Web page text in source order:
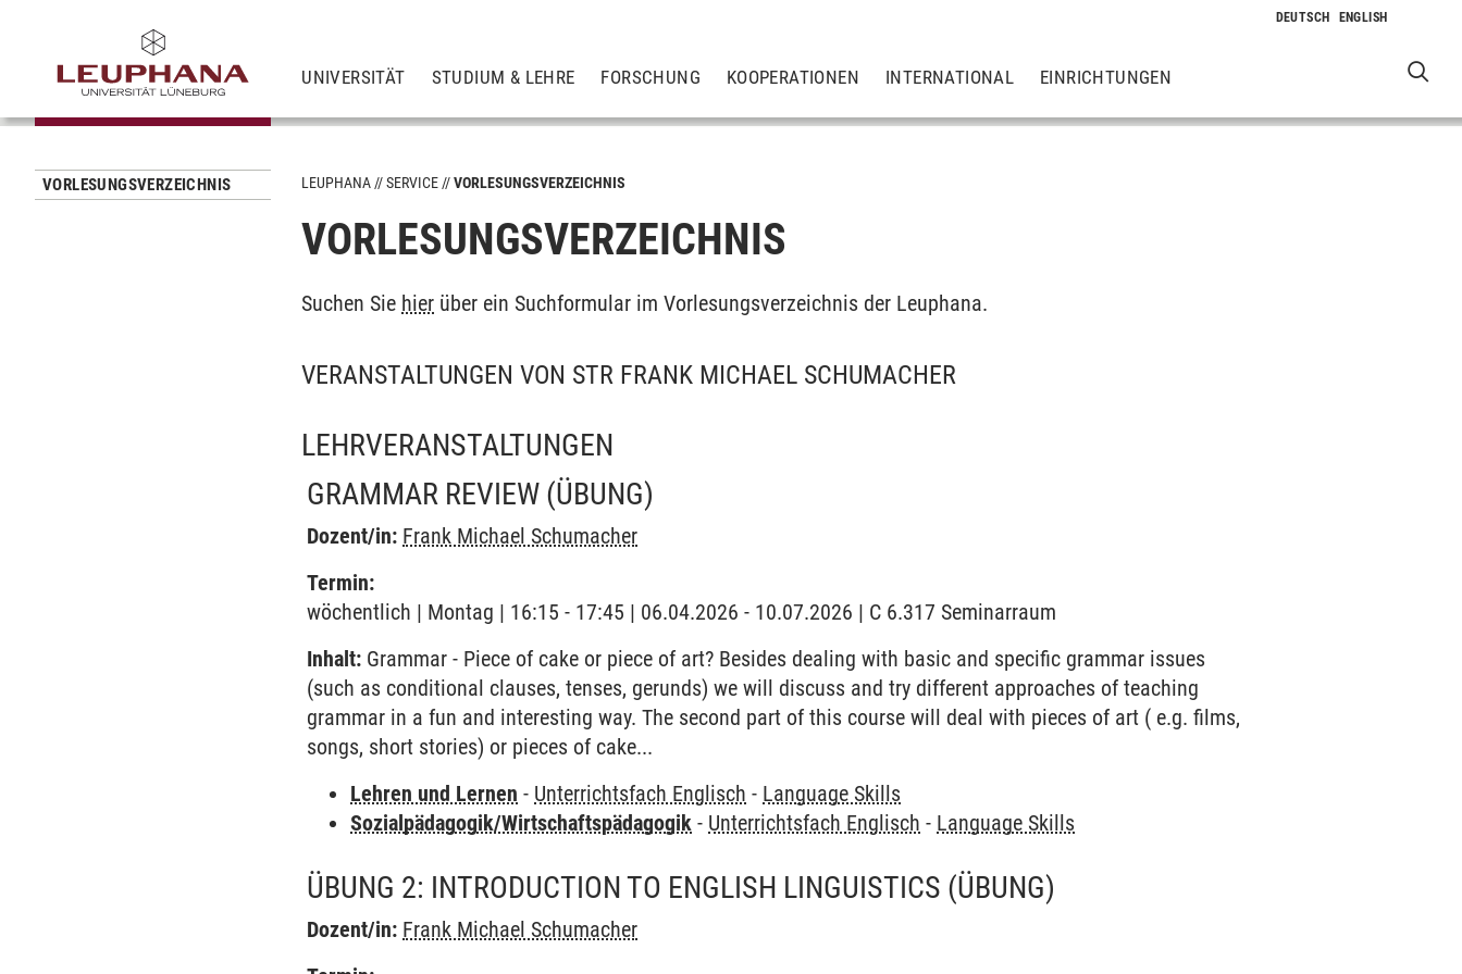
UNIVERSITÄT STUDIUM & LEHRE FORSCHUNG KOOPERATIONEN INTERNATIONAL EINRICHTUNGEN
VORLESUNGSVERZEICHNIS LEUPHANA SERVICE VORLESUNGSVERZEICHNIS
VORLESUNGSVERZEICHNIS
Suchen Sie hier über ein Suchformular im Vorlesungsverzeichnis der Leuphana.
VERANSTALTUNGEN VON STR FRANK MICHAEL SCHUMACHER
LEHRVERANSTALTUNGEN
GRAMMAR REVIEW (ÜBUNG)
Dozent/in: Frank Michael Schumacher
Termin:
wöchentlich | Montag | 16:15 - 17:45 | 06.04.2026 - 10.07.2026 | C 6.317 Seminarraum
Inhalt: Grammar - Piece of cake or piece of art? Besides dealing with basic and specific grammar issues
(such as conditional clauses, tenses, gerunds) we will discuss and try different approaches of teaching
grammar in a fun and interesting way. The second part of this course will deal with pieces of art ( e.g. films,
songs, short stories) or pieces of cake...
Lehren und Lernen - Unterrichtsfach Englisch - Language Skills
Sozialpädagogik/Wirtschaftspädagogik - Unterrichtsfach Englisch - Language Skills
ÜBUNG 2: INTRODUCTION TO ENGLISH LINGUISTICS (ÜBUNG)
Dozent/in: Frank Michael Schumacher